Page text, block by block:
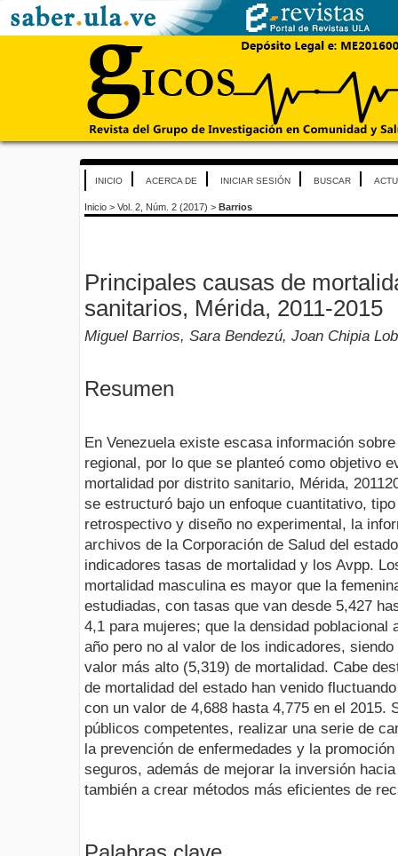
INICIO ACERCA DE INICIAR SESIÓN BUSCAR
Inicio > Vol. 2, Núm. 2 (2017) > Barrios
Principales causas de
sanitarios, Mérida, 2011-2015
Miguel Barrios, Sara Bendezú, Joan Chipia
Resumen
En Venezuela existe escasa información
regional, por lo que se planteó como objetivo
mortalidad por distrito sanitario, Mérida,
se estructuró bajo un enfoque cuantitativo,
retrospectivo y diseño no experimental, la
archivos de la Corporación de Salud del
indicadores tasas de mortalidad y los Avpp.
mortalidad masculina es mayor que la
estudiadas, con tasas que van desde 5,427
4,1 para mujeres; que la densidad poblacional
año pero no al valor de los indicadores,
valor más alto (5,319) de mortalidad. Cabe
de mortalidad del estado han venido
con un valor de 4,688 hasta 4,775 en el 2015.
públicos competentes, realizar una serie de
la prevención de enfermedades y la
seguros, además de mejorar la inversión
también a crear métodos más eficientes de